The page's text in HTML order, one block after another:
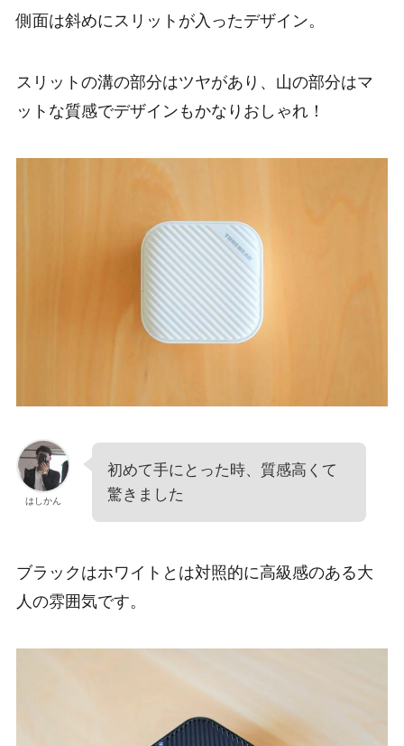
側面は斜めにスリットが入ったデザイン。
スリットの溝の部分はツヤがあり、山の部分はマ
ットな質感でデザインもかなりおしゃれ！
はしかん
初めて手にとった時、質感高くて
驚きました
ブラックはホワイトとは対照的に高級感のある大
人の雰囲気です。